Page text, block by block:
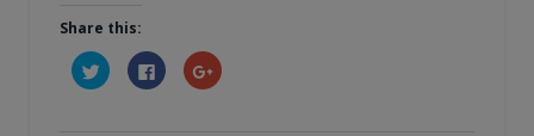
Share this:
Cliquez
pour
partager
Cliquez
pour
partager
Cliquez
pour